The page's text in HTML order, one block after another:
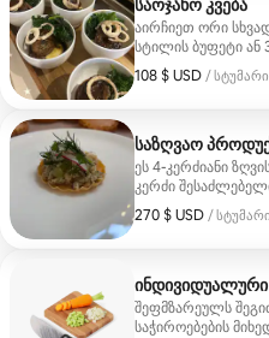
საოჯახო კვება
აირჩიეთ ორი
სტილის ბუფეტი ან
მრავალფეროვანი
108 $ USD / სტუმარი
108 $ USD, სტუმარზე
საზღვაო
ეს 4-კერძიანი
კერძი
ისე ვახშამად.
ყველას.
270 $ USD / სტუმარი
270 $ USD, სტუმარზე
ინდივიდუალური
შეფმზარეულს
საჭიროებების